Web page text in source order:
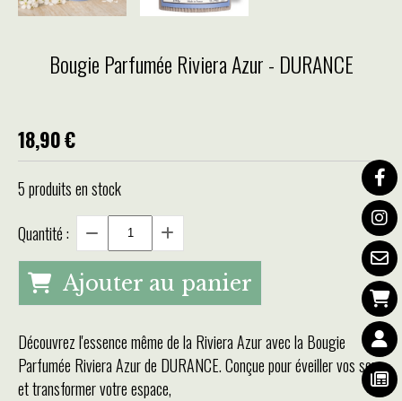
Bougie Parfumée Riviera Azur - DURANCE
18,90€
5produits en stock
Quantité :
Ajouter au panier
Découvrez l'essence même de la Riviera Azur avec la Bougie
Parfumée Riviera Azur de DURANCE. Conçue pour éveiller vos sens
et transformer votre espace,